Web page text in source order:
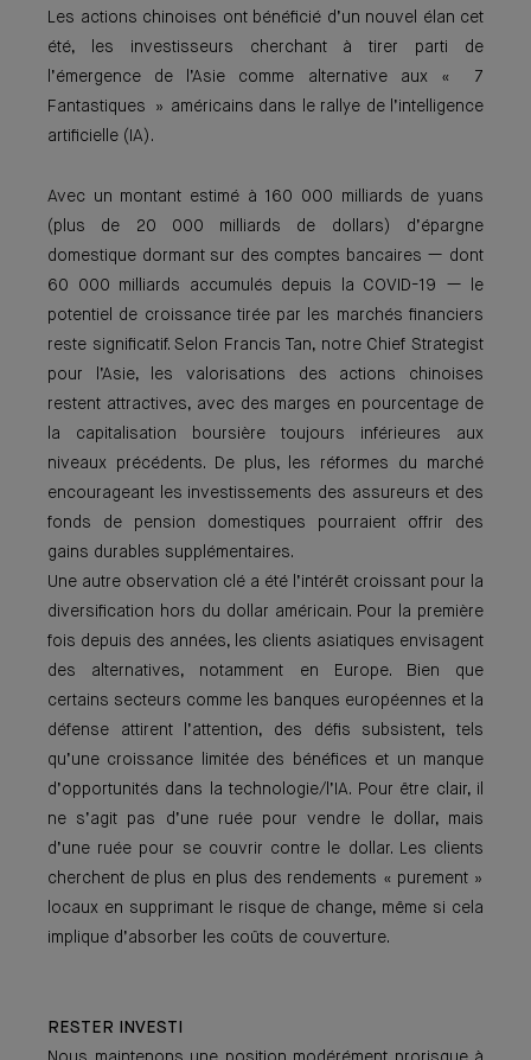
Les actions chinoises ont bénéficié d’un nouvel élan cet
été, les investisseurs cherchant à tirer parti de
l’émergence de l’Asie comme alternative aux « 7
Fantastiques » américains dans le rallye de l’intelligence
artificielle (IA).
Avec un montant estimé à 160 000 milliards de yuans
(plus de 20 000 milliards de dollars) d’épargne
domestique dormant sur des comptes bancaires — dont
60 000 milliards accumulés depuis la COVID-19 — le
potentiel de croissance tirée par les marchés financiers
reste significatif. Selon Francis Tan, notre Chief Strategist
pour l’Asie, les valorisations des actions chinoises
restent attractives, avec des marges en pourcentage de
la capitalisation boursière toujours inférieures aux
niveaux précédents. De plus, les réformes du marché
encourageant les investissements des assureurs et des
fonds de pension domestiques pourraient offrir des
gains durables supplémentaires.
Une autre observation clé a été l’intérêt croissant pour la
diversification hors du dollar américain. Pour la première
fois depuis des années, les clients asiatiques envisagent
des alternatives, notamment en Europe. Bien que
certains secteurs comme les banques européennes et la
défense attirent l’attention, des défis subsistent, tels
qu’une croissance limitée des bénéfices et un manque
d’opportunités dans la technologie/l’IA. Pour être clair, il
ne s’agit pas d’une ruée pour vendre le dollar, mais
d’une ruée pour se couvrir contre le dollar. Les clients
cherchent de plus en plus des rendements « purement »
locaux en supprimant le risque de change, même si cela
implique d’absorber les coûts de couverture.
RESTER INVESTI